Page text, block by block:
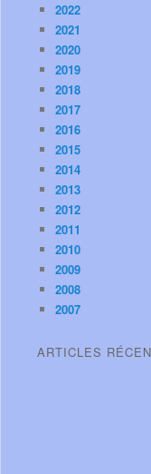
2022
2021
2020
2019
2018
2017
2016
2015
2014
2013
2012
2011
2010
2009
2008
2007
ARTICLES